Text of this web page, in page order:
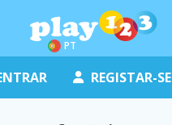
PT
REGISTAR-SE